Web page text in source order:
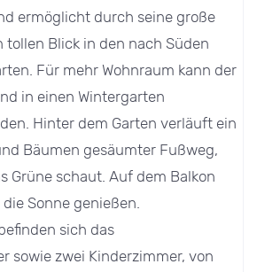
ermöglicht durch seine große
tollen Blick in den nach Süden
Für mehr Wohnraum kann der
in einen Wintergarten
Hinter dem Garten verläuft ein
Bäumen gesäumter Fußweg,
Grüne schaut. Auf dem Balkon
Sonne genießen.
sich das
sowie zwei Kinderzimmer, von